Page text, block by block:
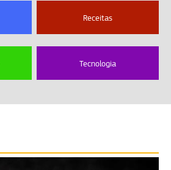
Receitas
Tecnologia